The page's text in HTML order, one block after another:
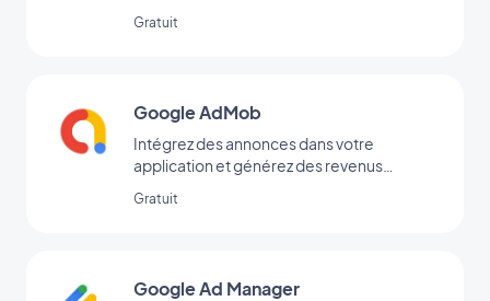
office
Gratuit
Google AdMob
Intégrez des annonces dans votre
application et générez des revenus
Gratuit
Google Ad Manager